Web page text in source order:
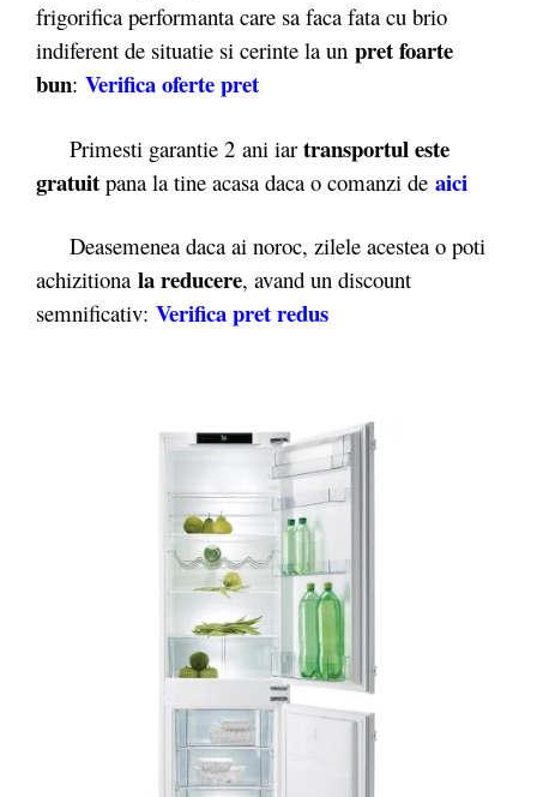
frigorifica performanta care sa faca fata cu brio
indiferent de situatie si cerinte la un pret foarte
bun: Verifica oferte pret
Primesti garantie 2 ani iar transportul este
gratuit pana la tine acasa daca o comanzi de aici
Deasemenea daca ai noroc, zilele acestea o poti
achizitiona la reducere, avand un discount
semnificativ: Verifica pret redus